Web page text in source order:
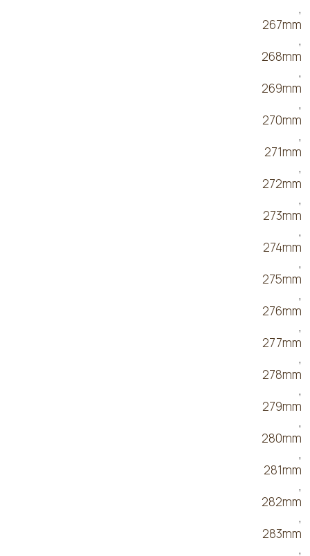
,
267mm
,
268mm
,
269mm
,
270mm
,
271mm
,
272mm
,
273mm
,
274mm
,
275mm
,
276mm
,
277mm
,
278mm
,
279mm
,
280mm
,
281mm
,
282mm
,
283mm
,